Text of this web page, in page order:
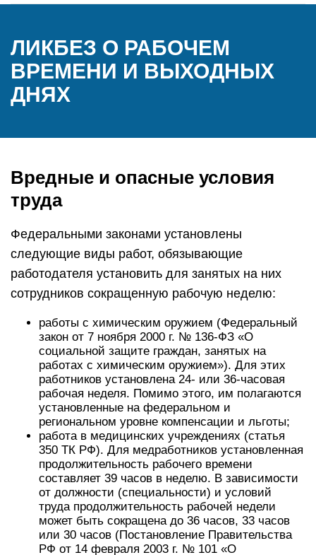
ЛИКБЕЗ О РАБОЧЕМ
ВРЕМЕНИ И ВЫХОДНЫХ
ДНЯХ
Вредные и опасные условия
труда
Федеральными законами установлены
следующие виды работ, обязывающие
работодателя установить для занятых на них
сотрудников сокращенную рабочую неделю:
работы с химическим оружием (Федеральный
закон от 7 ноября 2000 г. № 136-ФЗ «О
социальной защите граждан, занятых на
работах с химическим оружием»). Для этих
работников установлена 24- или 36-часовая
рабочая неделя. Помимо этого, им полагаются
установленные на федеральном и
региональном уровне компенсации и льготы;
работа в медицинских учреждениях (статья
350 ТК РФ). Для медработников установленная
продолжительность рабочего времени
составляет 39 часов в неделю. В зависимости
от должности (специальности) и условий
труда продолжительность рабочей недели
может быть сокращена до 36 часов, 33 часов
или 30 часов (Постановление Правительства
РФ от 14 февраля 2003 г. № 101 «О